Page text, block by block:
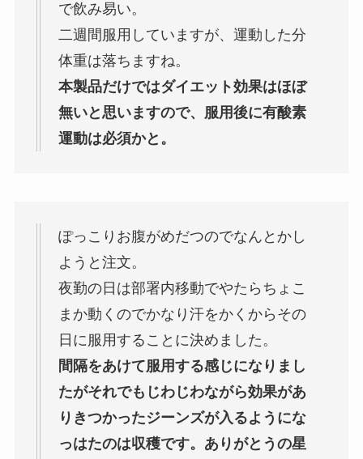
で飲み易い。
二週間服用していますが、運動した分
体重は落ちますね。
本製品だけではダイエット効果はほぼ
無いと思いますので、服用後に有酸素
運動は必須かと。
ぽっこりお腹がめだつのでなんとかし
ようと注文。
夜勤の日は部署内移動でやたらちょこ
まか動くのでかなり汗をかくからその
日に服用することに決めました。
間隔をあけて服用する感じになりまし
たがそれでもじわじわながら効果があ
りきつかったジーンズが入るようにな
っはたのは収穫です。ありがとうの星